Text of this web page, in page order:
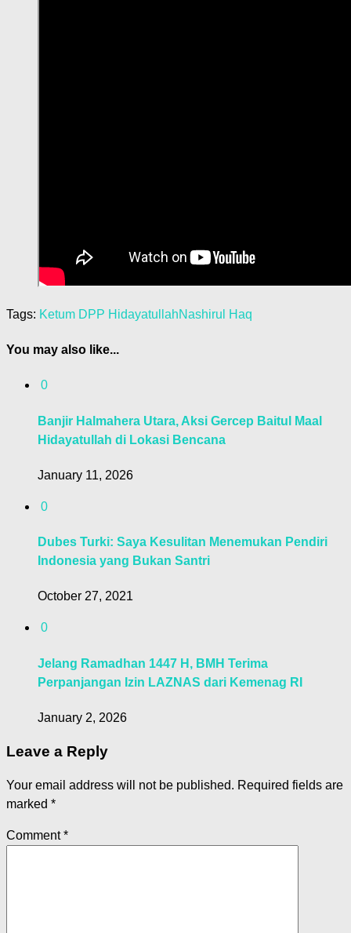
Tags: Ketum DPP HidayatullahNashirul Haq
You may also like...
0
Banjir Halmahera Utara, Aksi Gercep Baitul Maal
Hidayatullah di Lokasi Bencana
January 11, 2026
0
Dubes Turki: Saya Kesulitan Menemukan Pendiri
Indonesia yang Bukan Santri
October 27, 2021
0
Jelang Ramadhan 1447 H, BMH Terima
Perpanjangan Izin LAZNAS dari Kemenag RI
January 2, 2026
Leave a Reply
Your email address will not be published. Required fields are
marked *
Comment*